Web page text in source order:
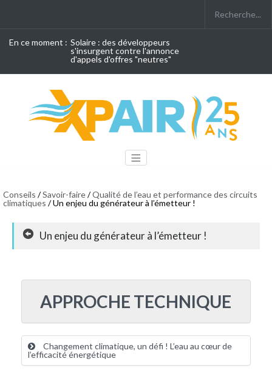
En ce moment : Solaire : des développeurs
s'insurgent contre l'annonce
d'appels d'offres "neutres"
Conseils /Savoir-faire/Qualité de l’eau et performance des circuits
climatiques / Un enjeu du générateur à l’émetteur !
Un enjeu du générateur à l’émetteur !
APPROCHE TECHNIQUE
Changement climatique, un défi ! L’eau au cœur de
l’efficacité énergétique